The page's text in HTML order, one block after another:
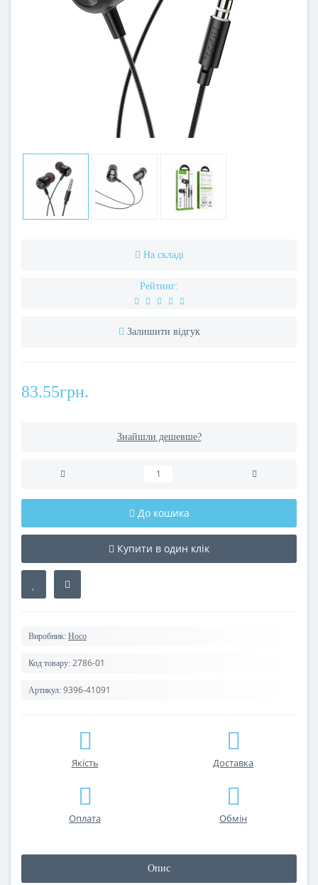
На складі
Рейтинг:
Залишити відгук
83.55грн.
Знайшли дешевше?
До кошика
Купити в один клік
Виробник: Hoco
Код товару: 2786-01
Артикул: 9396-41091
Якість Доставка
Оплата Обмін
Опис